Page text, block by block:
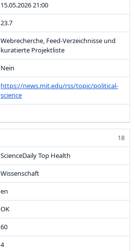
15.05.202621:00
23.7
Webrecherche, Feed-Verzeichnisse und
kuratierte Projektliste
Nein
https://news.mit.edu/rss/topic/political-
science
18
ScienceDaily Top Health
Wissenschaft
en
OK
60
4